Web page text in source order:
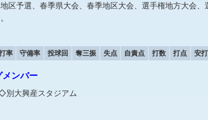
区予選、春季県大会、春季地区大会、選手権地方大会
率 守備率 投球回 奪三振 失点 自責点 打数 打点 安打
メンバー
大興産スタジアム